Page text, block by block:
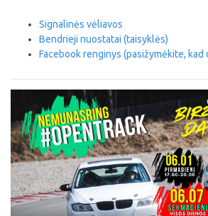
Signalinės vėliavos
Bendrieji nuostatai (taisyklės)
Facebook renginys (pasižymėkite, kad